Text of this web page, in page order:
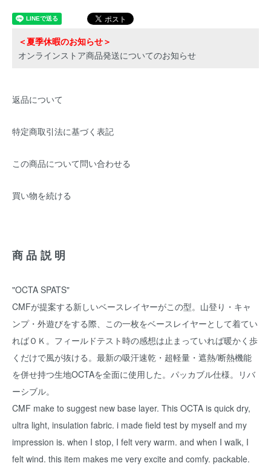
＜夏季休暇のお知らせ＞
オンラインストア商品発送についてのお知らせ
返品について
特定商取引法に基づく表記
この商品について問い合わせる
買い物を続ける
商品説明
"OCTA SPATS"
CMFが提案する新しいベースレイヤーがこの型。山登り・キャ
ンプ・外遊びをする際、この一枚をベースレイヤーとして着てい
ればＯＫ。フィールドテスト時の感想は止まっていれば暖かく歩
くだけで風が抜ける。最新の吸汗速乾・超軽量・遮熱/断熱機能
を併せ持つ生地OCTAを全面に使用した。パッカブル仕様。リバ
ーシブル。
CMF make to suggest new base layer. This OCTA is quick dry,
ultra light, insulation fabric. i made field test by myself and my
impression is. when I stop, I felt very warm. and when I walk, I
felt wind. this item makes me very excite and comfy. packable.